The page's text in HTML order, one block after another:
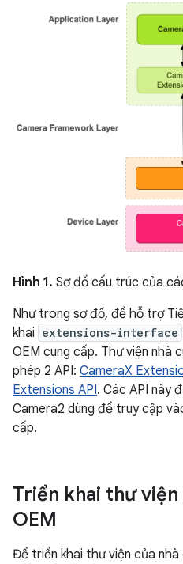
Hình 1. Sơ đồ cấu trúc của
Như trong sơ đồ, để hỗ trợ
khai extensions-interface
OEM cung cấp. Thư viện nhà
phép 2 API: CameraX
Extensions API. Các API này
Camera2 dùng để truy cập
cấp.
Triển khai thư
OEM
Để triển khai thư viện của nhà